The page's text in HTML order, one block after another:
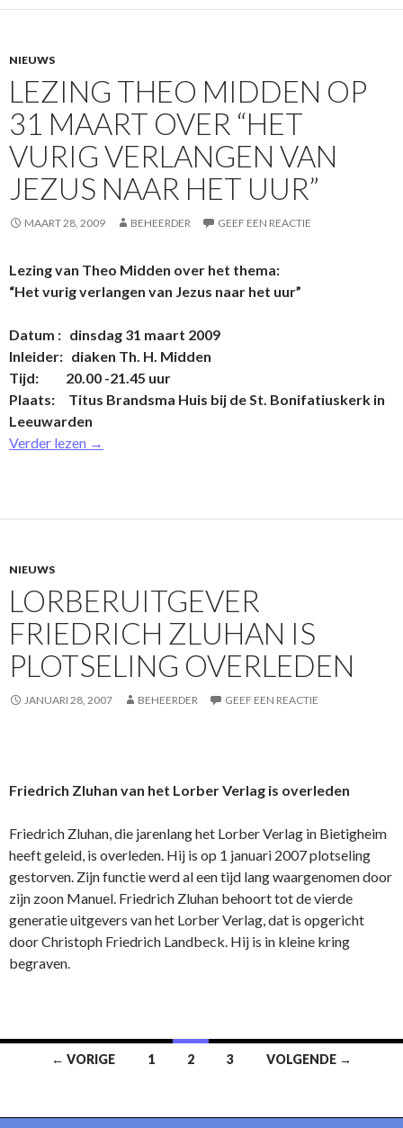
NIEUWS
LEZING THEO MIDDEN OP
31 MAART OVER “HET
VURIG VERLANGEN VAN
JEZUS NAAR HET UUR”
MAART 28, 2009 BEHEERDER GEEF EEN REACTIE
Lezing van Theo Midden over het thema:
“Het vurig verlangen van Jezus naar het uur”
Datum : dinsdag 31 maart 2009
Inleider: diaken Th. H. Midden
Tijd: 20.00 -21.45 uur
Plaats: Titus Brandsma Huis bij de St. Bonifatiuskerk in
Leeuwarden
Verder lezen →
NIEUWS
LORBERUITGEVER
FRIEDRICH ZLUHAN IS
PLOTSELING OVERLEDEN
JANUARI 28, 2007 BEHEERDER GEEF EEN REACTIE
Friedrich Zluhan van het Lorber Verlag is overleden
Friedrich Zluhan, die jarenlang het Lorber Verlag in Bietigheim
heeft geleid, is overleden. Hij is op 1 januari 2007 plotseling
gestorven. Zijn functie werd al een tijd lang waargenomen door
zijn zoon Manuel. Friedrich Zluhan behoort tot de vierde
generatie uitgevers van het Lorber Verlag, dat is opgericht
door Christoph Friedrich Landbeck. Hij is in kleine kring
begraven.
Bericht← VORIGE 1 2 3 VOLGENDE →